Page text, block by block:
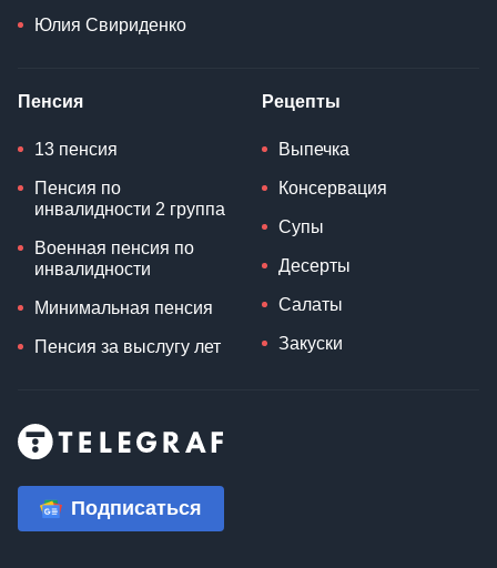
Юлия Свириденко
Пенсия
13 пенсия
Пенсия по
инвалидности 2 группа
Военная пенсия по
инвалидности
Минимальная пенсия
Пенсия за выслугу лет
Рецепты
Выпечка
Консервация
Супы
Десерты
Салаты
Закуски
Подписаться